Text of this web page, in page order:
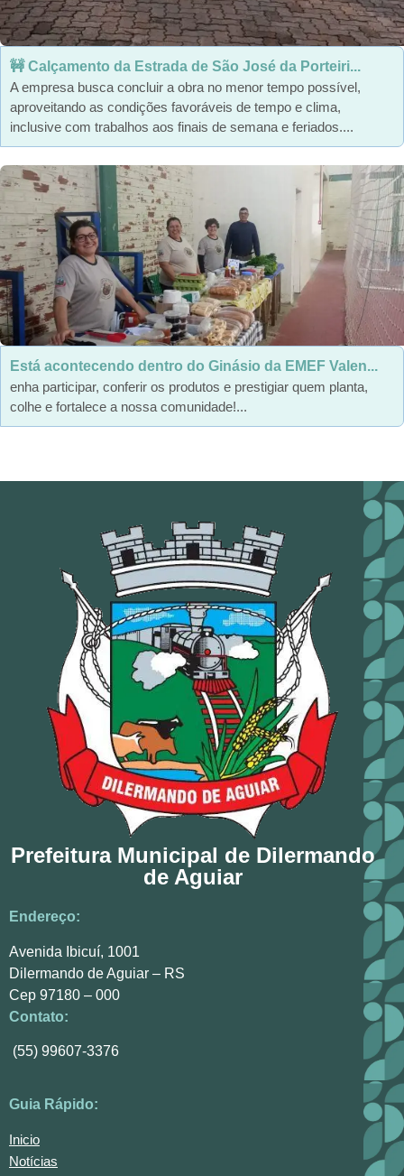
🚧 Calçamento da Estrada de São José da Porteiri...
A empresa busca concluir a obra no menor tempo possível,
aproveitando as condições favoráveis de tempo e clima,
inclusive com trabalhos aos finais de semana e feriados....
Está acontecendo dentro do Ginásio da EMEF Valen...
enha participar, conferir os produtos e prestigiar quem planta,
colhe e fortalece a nossa comunidade!...
Prefeitura Municipal de Dilermando
de Aguiar
Endereço:
Avenida Ibicuí, 1001
Dilermando de Aguiar – RS
Cep 97180 – 000
Contato:
(55) 99607-3376
Guia Rápido:
Inicio
Notícias